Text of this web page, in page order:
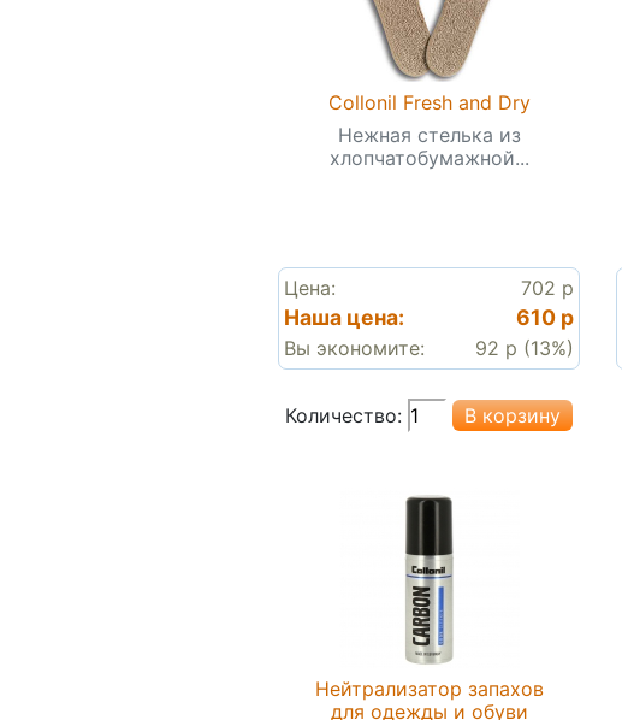
Collonil Fresh and Dry
Нежная стелька из
хлопчатобумажной...
Цена: 702 р
Наша цена: 610 р
Вы экономите: 92 р (13%)
Количество:
Нейтрализатор запахов
для одежды и обуви